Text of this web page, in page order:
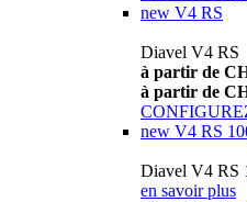
new V4 RS
Diavel V4 RS
à partir de
à partir de
new V4 RS
Diavel V4 RS
en savoir plus